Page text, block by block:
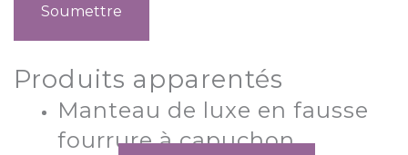
Produits apparentés
Manteau de luxe en fausse
fourrure à capuchon